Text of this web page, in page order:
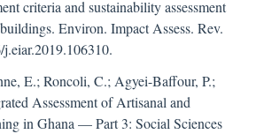
criteria and sustainability assessment
Environ. Impact Assess. Rev.
E.; Roncoli, C.; Agyei-Baffour, P.;
Assessment of Artisanal and
in Ghana — Part 3: Social Sciences